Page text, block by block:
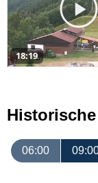
18:19
06:00